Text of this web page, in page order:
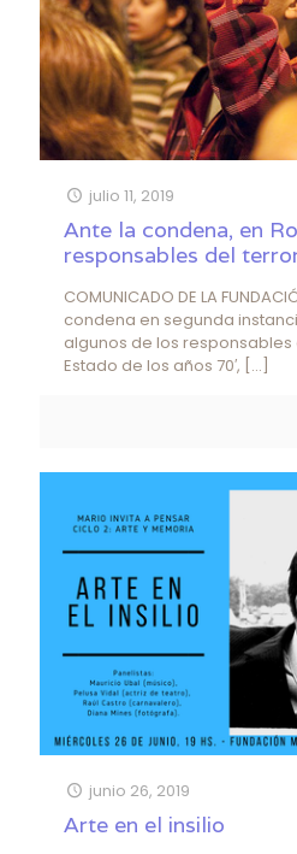
julio 11, 2019
Ante la condena, en
responsables del
COMUNICADO DE LA
condena en segunda
algunos de los
Estado de los años 70′, […]
junio 26, 2019
Arte en el insilio